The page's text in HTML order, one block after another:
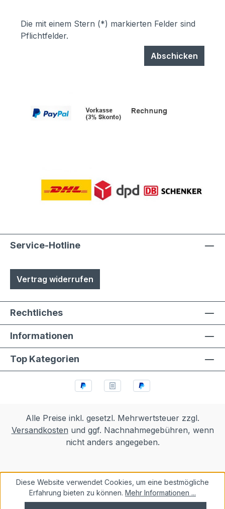
Die mit einem Stern (*) markierten Felder sind
Pflichtfelder.
Abschicken
Service-Hotline
Vertrag widerrufen
Rechtliches
Informationen
Top Kategorien
Alle Preise inkl. gesetzl. Mehrwertsteuer zzgl.
Versandkosten und ggf. Nachnahmegebühren, wenn
nicht anders angegeben.
Diese Website verwendet Cookies, um eine bestmögliche
Erfahrung bieten zu können. Mehr Informationen ...